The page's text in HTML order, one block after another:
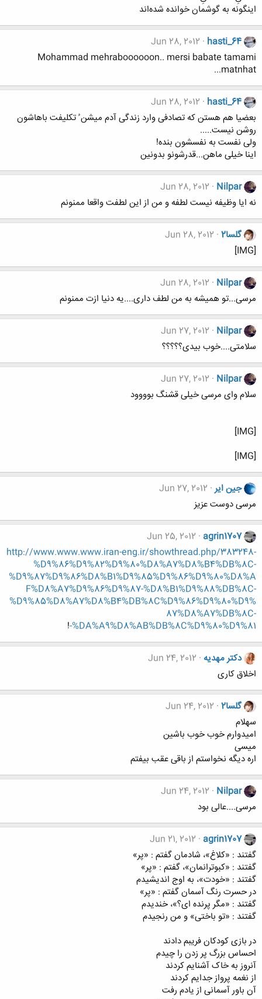
اینگونه به گوشمان خوانده شده‌اند
hasti_64
Jun 28, 2012
Mohammad mehraboooooon.. mersi babate tamami
matnhat...
hasti_64
Jun 28, 2012
بعضیا هم هستن که تصادفی وارد زندگی آدم میشن ُ تکلیفت باهاشون
روشن نیست.....
ولی نفست به نفسشون بنده!
اینا خیلی ماهن...قدرشونو بدونین
Nilpar
Jun 28, 2012
نه ایا وظیفه نیست لطفه و من از این لطفت واقعا ممنونم
گلسا2
Jun 28, 2012
[IMG]
Nilpar
Jun 28, 2012
مرسی...تو همیشه به من لطف داری....یه دنیا ازت ممنونم
Nilpar
Jun 27, 2012
سلامتی....خوب بیدی؟؟؟؟؟
Nilpar
Jun 27, 2012
سلام وای مرسی خیلی قشنگ بوووود
[IMG]
[IMG]
جین ایر Jun 27, 2012
مرسی دوست عزیز
agrin1707
Jun 25, 2012
http://www.www.www.iran-eng.ir/showthread.php/383248-
%D9%86%D9%82%D9%80%D8%A7%D8%B4%DB%8C-
%D9%87%D9%86%D8%B1%D9%85%D9%86%D9%80%D8%A
F%D8%A7%D9%86%D9%87-%D8%B1%D9%88%DB%8C-
%D9%85%D8%A7%D8%B4%DB%8C%D9%86%D9%80%D9%
87%D8%A7%DB%8C-
%DA%A9%D8%AB%DB%8C%D9%80%D9%81-
!
دکتر مهدیه Jun 24, 2012
اخلاق کاری
گلسا2
Jun 24, 2012
سهلام
امیدوارم خوب خوب باشین
میسی
اره دیگه نخواستم از باقی عقب بیفتم
Nilpar
Jun 24, 2012
مرسی....عالی بود
agrin1707
Jun 21, 2012
گفتند : «کلاغ»، شادمان گفتم : «پر»
گفتند : «کبوترانمان»، گفتم : «پر»
گفتند : «خودت»، به اوج اندیشیدم
در حسرت رنگ آسمان گفتم : «پر»
گفتند : «مگر پرنده ای؟»، خندیدم
گفتند : «تو باختی» و من رنجیدم
در بازی کودکان فریبم دادند
احساس بزرگ پر زدن را چیدم
آنروز به خاک آشنایم کردند
از نغمه پرواز جدایم کردند
آن باور آسمانی از یادم رفت